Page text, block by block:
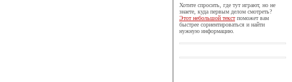
Хотите спросить, где тут играют, но не
знаете, куда первым делом смотреть?
Этот небольшой текстпоможет вам
быстрее сориентироваться и найти
нужную информацию.